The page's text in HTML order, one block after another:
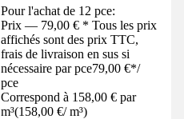
Pour l'achat de 12 pce:
Prix — 79,00 € * Tous les prix
affichés sont des prix TTC,
frais de livraison en sus si
nécessaire par pce79,00 €*/
pce
Correspond à 158,00 € par
m³(158,00 €/ m³)